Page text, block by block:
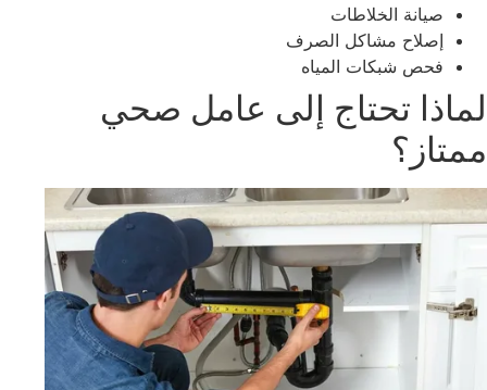
صيانة الخلاطات
إصلاح مشاكل الصرف
فحص شبكات المياه
تحتاج إلى عامل صحي